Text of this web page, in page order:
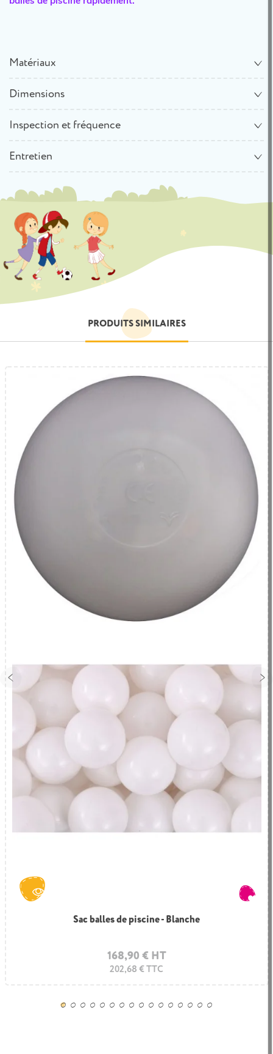
Matériaux
Dimensions
Inspection et fréquence
Entretien
PRODUITS SIMILAIRES
Sac balles de piscine - Blanche
168,90 € HT
202,68 € TTC